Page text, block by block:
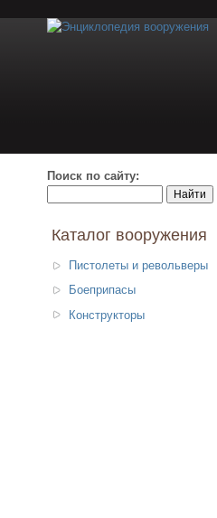
Поиск по сайту:
Каталог вооружения
Пистолеты и револьверы
Боеприпасы
Конструкторы